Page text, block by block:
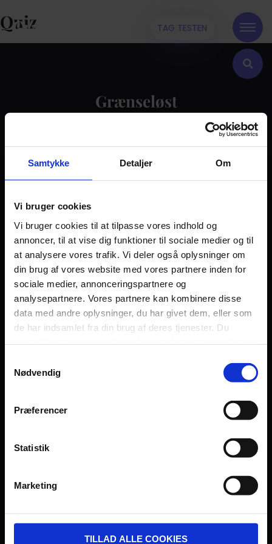
Samtykke Detaljer Om
Vi bruger cookies
Vi bruger cookies til at tilpasse vores indhold og
annoncer, til at vise dig funktioner til sociale medier og til
at analysere vores trafik. Vi deler også oplysninger om
din brug af vores website med vores partnere inden for
sociale medier, annonceringspartnere og
analysepartnere. Vores partnere kan kombinere disse
data med andre oplysninger, du har givet dem, eller som
de har indsamlet fra din brug af deres tjenester. Du
Nødvendig
Præferencer
Statistik
Marketing
TILLAD ALLE COOKIES
TAG TESTEN
Quiz
Grænseløst
Kontakt
Dilemma
Stories & Viden
Pårørende
Find støtte
Om os
Persondatapolitik
Fagområde